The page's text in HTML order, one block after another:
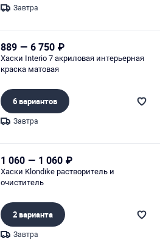
Завтра
889 — 6 750 ₽
Хаски Interio 7 акриловая интерьерная
краска матовая
6 вариантов
Завтра
1 060 — 1 060 ₽
Хаски Klondike растворитель и
очиститель
2 варианта
Завтра